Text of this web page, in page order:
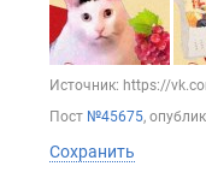
Источник: https://
Пост №45675,
Сохранить